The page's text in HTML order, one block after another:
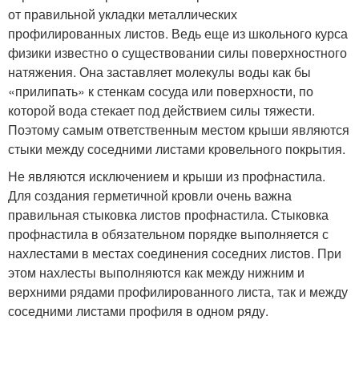
от правильной укладки металлических
профилированных листов. Ведь еще из школьного курса
физики известно о существовании силы поверхностного
натяжения. Она заставляет молекулы воды как бы
«прилипать» к стенкам сосуда или поверхности, по
которой вода стекает под действием силы тяжести.
Поэтому самым ответственным местом крыши являются
стыки между соседними листами кровельного покрытия.
Не являются исключением и крыши из профнастила.
Для создания герметичной кровли очень важна
правильная стыковка листов профнастила. Стыковка
профнастила в обязательном порядке выполняется с
нахлестами в местах соединения соседних листов. При
этом нахлесты выполняются как между нижним и
верхними рядами профилированного листа, так и между
соседними листами профиля в одном ряду.